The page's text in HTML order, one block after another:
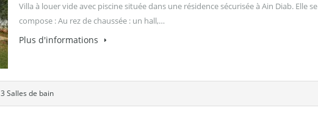
Villa à louer vide avec piscine située dans une résidence sécurisée à Ain Diab. Elle se
compose : Au rez de chaussée : un hall,…
Plus d'informations
3 Salles de bain